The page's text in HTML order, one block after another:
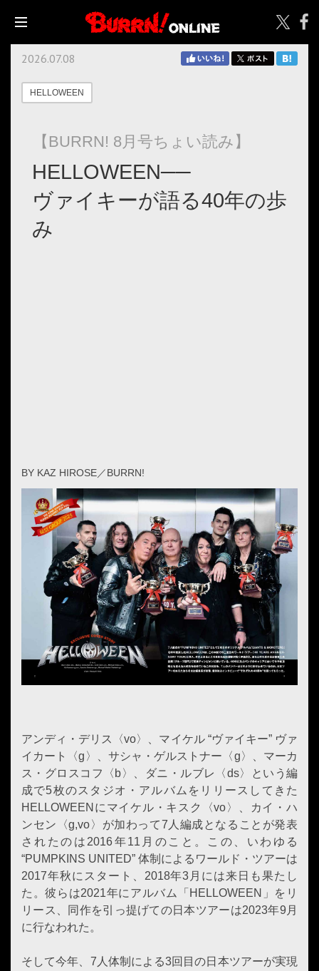
2026.07.08
HELLOWEEN
【BURRN! 8月号ちょい読み】
HELLOWEEN──
ヴァイキーが語る40年の歩
み
BY KAZ HIROSE／BURRN!
アンディ・デリス〈vo〉、マイケル “ヴァイキー” ヴァ
イカート〈g〉、サシャ・ゲルストナー〈g〉、マーカ
ス・グロスコフ〈b〉、ダニ・ルブレ〈ds〉という編
成で5枚のスタジオ・アルバムをリリースしてきた
HELLOWEENにマイケル・キスク〈vo〉、カイ・ハ
ンセン〈g,vo〉が加わって7人編成となることが発表
されたのは2016年11月のこと。この、いわゆる
“PUMPKINS UNITED” 体制によるワールド・ツアーは
2017年秋にスタート、2018年3月には来日も果たし
た。彼らは2021年にアルバム「HELLOWEEN」をリ
リース、同作を引っ提げての日本ツアーは2023年9月
に行なわれた。
そして今年、7人体制による3回目の日本ツアーが実現